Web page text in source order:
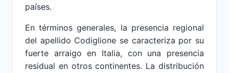
países.
En términos generales, la presencia regional
del apellido Codiglione se caracteriza por su
fuerte arraigo en Italia, con una presencia
residual en otros continentes. La distribución